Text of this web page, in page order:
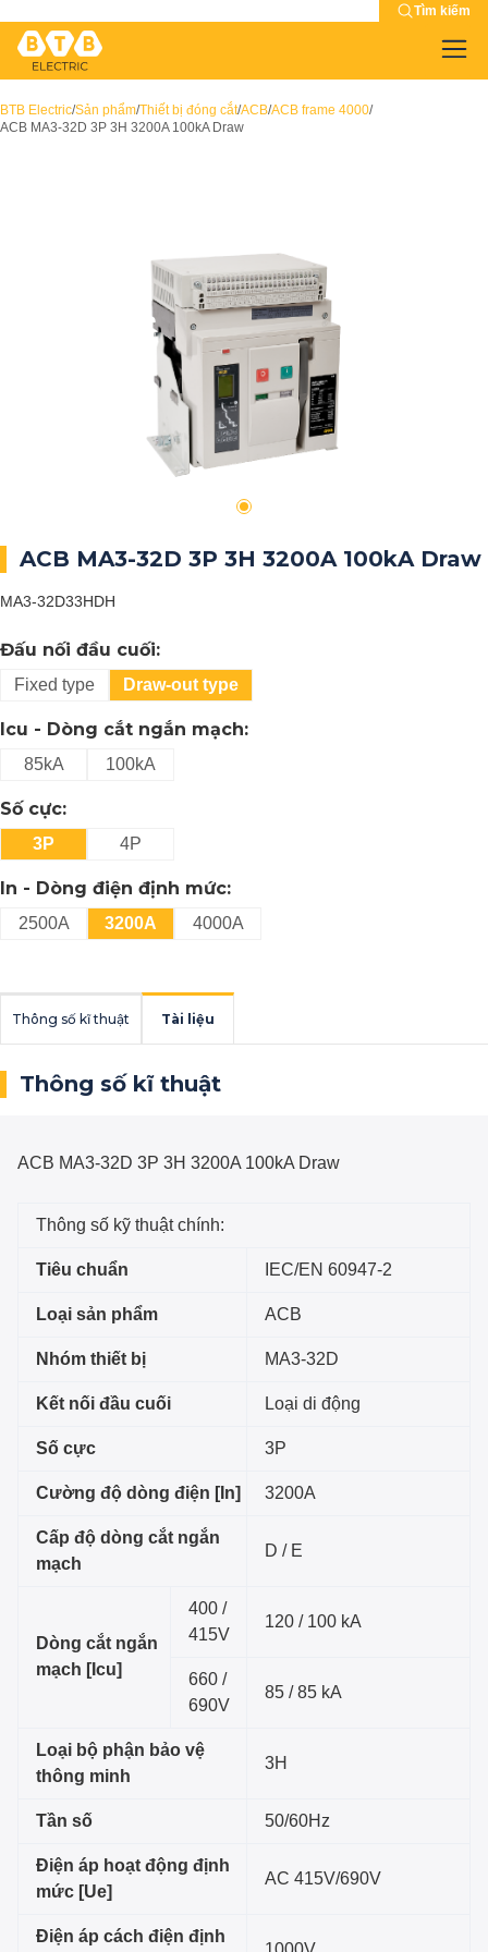
Tìm kiếm
BTB Electric/Sản phẩm/Thiết bị đóng cắt/ACB/ACB frame 4000/
ACB MA3-32D 3P 3H 3200A 100kA Draw
ACB MA3-32D 3P 3H 3200A 100kA Draw
MA3-32D33HDH
Đấu nối đầu cuối:
Fixed type Draw-out type
Icu - Dòng cắt ngắn mạch:
85kA 100kA
Số cực:
3P 4P
In - Dòng điện định mức:
2500A 3200A 4000A
Thông số kĩ thuật Tài liệu
Thông số kĩ thuật
ACB MA3-32D 3P 3H 3200A 100kA Draw
Thông số kỹ thuật chính:
Tiêu chuẩn IEC/EN 60947-2
Loại sản phẩm ACB
Nhóm thiết bị MA3-32D
Kết nối đầu cuối Loại di động
Số cực 3P
Cường độ dòng điện [In] 3200A
Cấp độ dòng cắt ngắn
mạch
D / E
Dòng cắt ngắn
mạch [Icu]
400 /
415V
120 / 100 kA
660 /
690V
85 / 85 kA
Loại bộ phận bảo vệ
thông minh
3H
Tần số 50/60Hz
Điện áp hoạt động định
mức [Ue]
AC 415V/690V
Điện áp cách điện định